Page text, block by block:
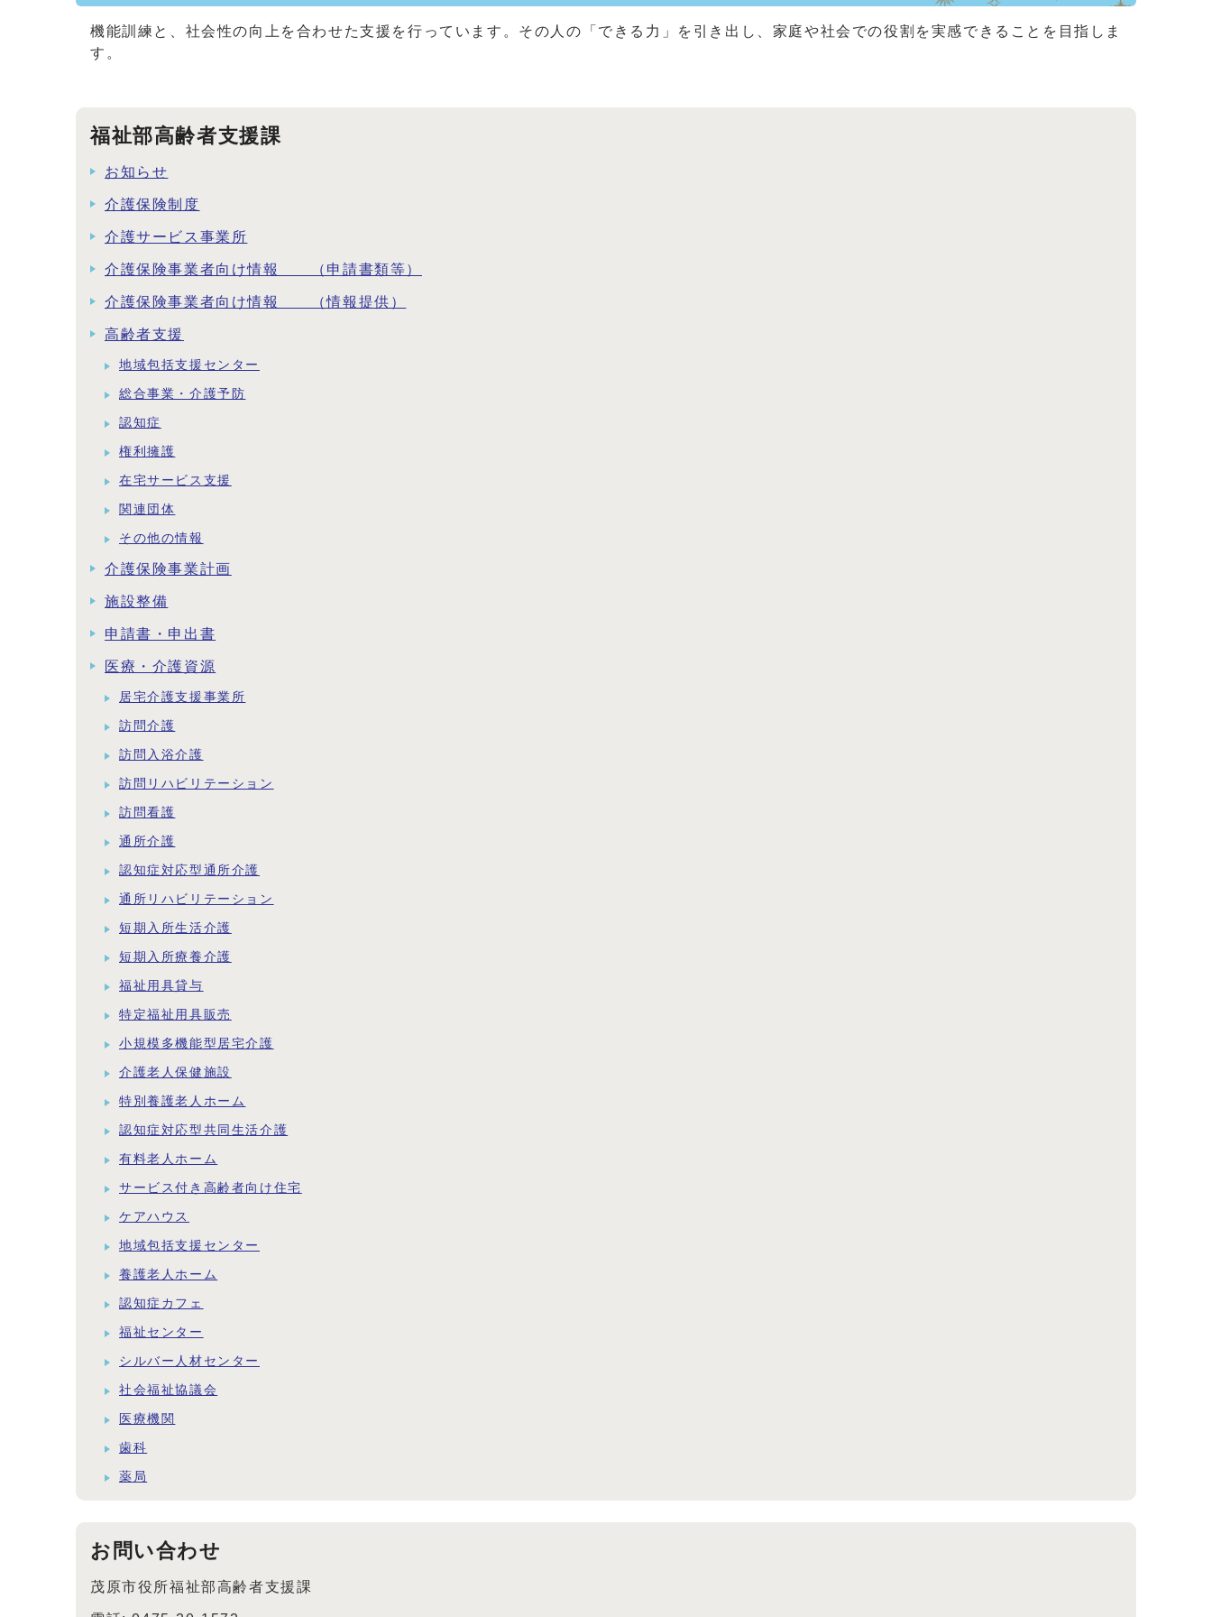
機能訓練と、社会性の向上を合わせた支援を行っています。その人の「できる力」を引き出し、家庭や社会での役割を実感できることを目指しま
す。
福祉部高齢者支援課
お知らせ
介護保険制度
介護サービス事業所
介護保険事業者向け情報 （申請書類等）
介護保険事業者向け情報 （情報提供）
高齢者支援
地域包括支援センター
総合事業・介護予防
認知症
権利擁護
在宅サービス支援
関連団体
その他の情報
介護保険事業計画
施設整備
申請書・申出書
医療・介護資源
居宅介護支援事業所
訪問介護
訪問入浴介護
訪問リハビリテーション
訪問看護
通所介護
認知症対応型通所介護
通所リハビリテーション
短期入所生活介護
短期入所療養介護
福祉用具貸与
特定福祉用具販売
小規模多機能型居宅介護
介護老人保健施設
特別養護老人ホーム
認知症対応型共同生活介護
有料老人ホーム
サービス付き高齢者向け住宅
ケアハウス
地域包括支援センター
養護老人ホーム
認知症カフェ
福祉センター
シルバー人材センター
社会福祉協議会
医療機関
歯科
薬局
お問い合わせ
茂原市役所福祉部高齢者支援課